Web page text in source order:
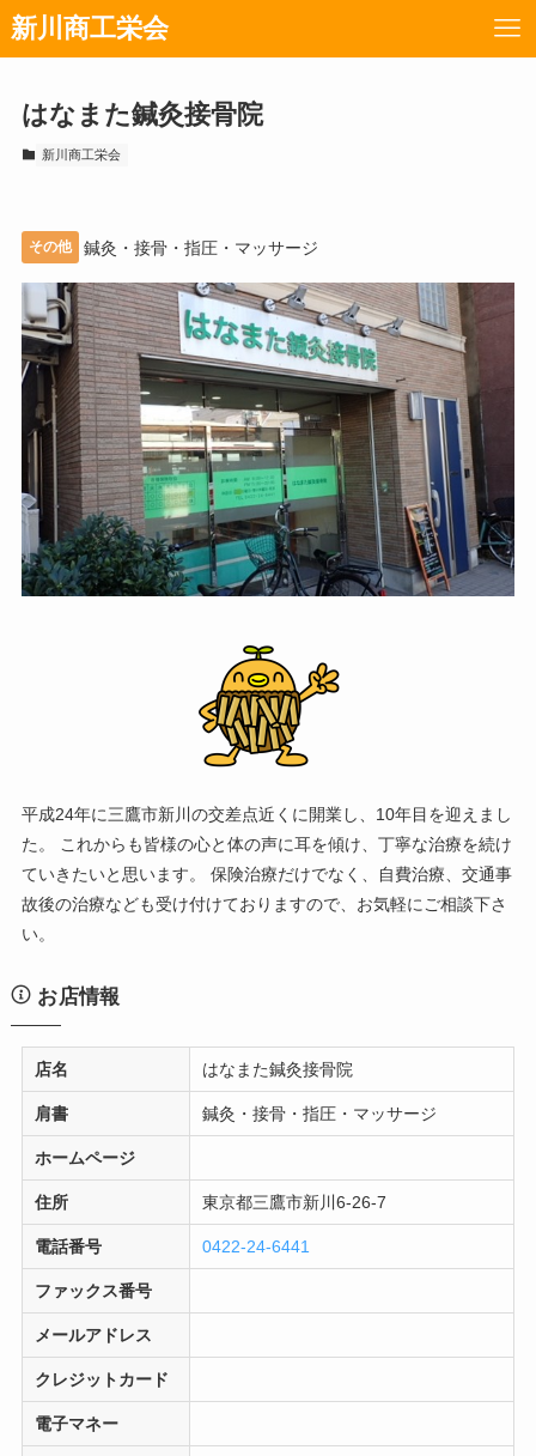
新川商工栄会
はなまた鍼灸接骨院
新川商工栄会
その他 鍼灸・接骨・指圧・マッサージ
平成24年に三鷹市新川の交差点近くに開業し、10年目を迎えまし
た。 これからも皆様の心と体の声に耳を傾け、丁寧な治療を続け
ていきたいと思います。 保険治療だけでなく、自費治療、交通事
故後の治療なども受け付けておりますので、お気軽にご相談下さ
い。
お店情報
店名 はなまた鍼灸接骨院
肩書 鍼灸・接骨・指圧・マッサージ
ホームページ
住所 東京都三鷹市新川6-26-7
電話番号 0422-24-6441
ファックス番号
メールアドレス
クレジットカード
電子マネー